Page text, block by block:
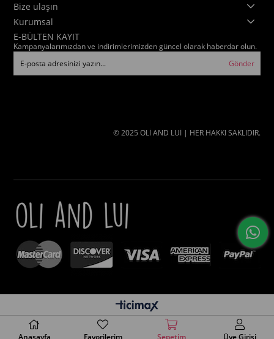
Bize ulaşın
Kurumsal
E-BÜLTEN KAYIT
Kampanyalarımızdan ve indirimlerimizden güncel olarak haberdar olun.
Gönder
© 2025 OLİ AND LUİ | HER HAKKI SAKLIDIR.
Anasayfa Favorilerim Sepetim Üye Girişi